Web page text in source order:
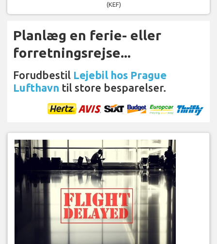
(KEF)
Planlæg en ferie- eller
forretningsrejse...
Forudbestil Lejebil hos Prague
Lufthavn til store besparelser.